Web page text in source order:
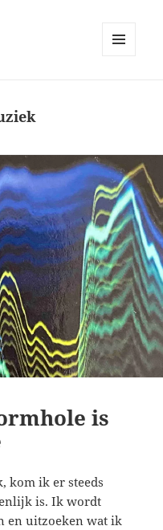
is
kom ik er steeds
is. Ik wordt
en uitzoeken wat ik